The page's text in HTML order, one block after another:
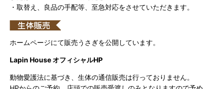
・取替え、良品の手配等、至急対応をさせていただきます。
ホームページにて販売うさぎを公開しています。
Lapin House オフィシャルHP
動物愛護法に基づき、生体の通信販売は行っておりません。